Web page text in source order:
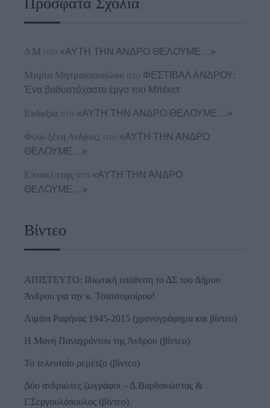
Δ Μ στο «ΑΥΤΗ ΤΗΝ ΑΝΔΡΟ ΘΕΛΟΥΜΕ…»
Μαρία Μητρακοπούλου στο ΦΕΣΤΙΒΑΛ ΑΝΔΡΟΥ:
Ένα βαθυστόχαστο έργο του Μπέκετ
Ευδοξια στο «ΑΥΤΗ ΤΗΝ ΑΝΔΡΟ ΘΕΛΟΥΜΕ…»
Φιλο-ξένη Ανδρος; στο «ΑΥΤΗ ΤΗΝ ΑΝΔΡΟ
ΘΕΛΟΥΜΕ…»
Επισκέπτης στο «ΑΥΤΗ ΤΗΝ ΑΝΔΡΟ
ΘΕΛΟΥΜΕ…»
Βίντεο
ΑΠΙΣΤΕΥΤΟ: Ιδιωτική υπόθεση το ΔΣ του Δήμου
Άνδρου για την κ. Τσατσομοίρου!
Λιμάνι Ραφήνας 1945-2015 (χρονογράφημα και βίντεο)
Η Μονή Παναχράντου της Άνδρου (βίντεο)
Το τελευταίο ρεμέτζο (βίντεο)
Δύο ανδριώτες ζωγράφοι – Δ.Βαρδακώστας &
Γ.Σεργουλόπουλος (βίντεο)